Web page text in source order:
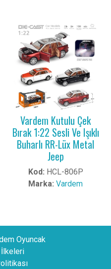
Vardem Kutulu Çek
Bırak 1:22 Sesli Ve Işıklı
Buharlı RR-Lüx Metal
Jeep
Kod: HCL-806P
Marka: Vardem
Oyuncak